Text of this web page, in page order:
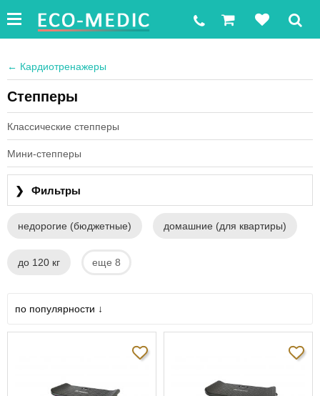
← Кардиотренажеры
Степперы
Классические степперы
Мини-степперы
❯ Фильтры
недорогие (бюджетные) домашние (для квартиры)
до 120 кг еще 8
по популярности ↓